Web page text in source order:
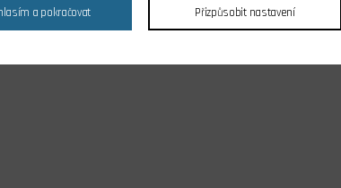
a pokračovat Přizpůsobit nastavení